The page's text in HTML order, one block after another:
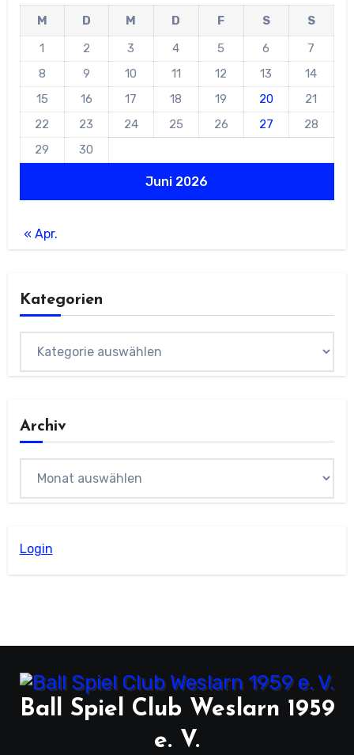
Juni 2026
M D M D F S
S
1
2 3 4 5 6
7
8
9 10 11 12 13
14
15
16 17 18 19 20
21
22
23 24 25 26 27
28
29
30
« Apr.
Kategorien
Archiv
Login
Ball Spiel Club Weslarn 1959
e. V.